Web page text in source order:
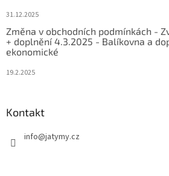
31.12.2025
Změna v obchodních podmínkách -
+ doplnění 4.3.2025 - Balíkovna a
ekonomické
19.2.2025
Kontakt
info@jatymy.cz